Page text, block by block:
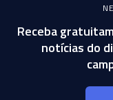
Receba
notícias do